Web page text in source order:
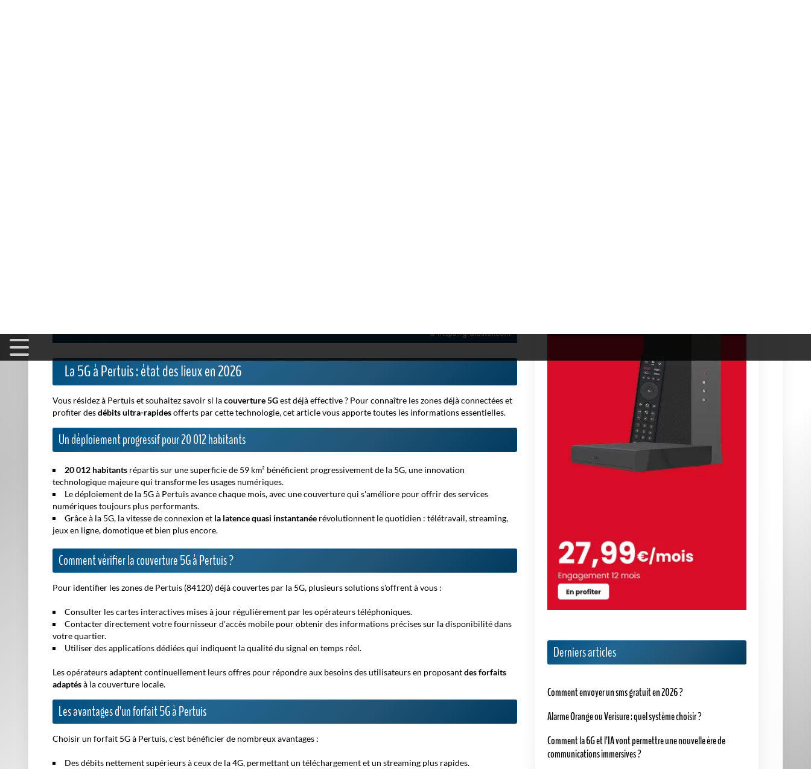
La 5G à Pertuis : état des lieux en 2026
Vous résidez à Pertuis et souhaitez savoir si lacouverture 5Gest déjà effective ? Pour connaître les zones déjà connectées et
profiter desdébits ultra-rapidesofferts par cette technologie, cet article vous apporte toutes les informations essentielles.
Un déploiement progressif pour 20 012 habitants
20 012 habitants répartis sur une superficie de 59 km² bénéficient progressivement de la 5G, une innovation
technologique majeurequi transforme les usages numériques.
Le déploiement de la 5G à Pertuis avance chaque mois, avec une couverture qui s'améliore pour offrir des services
numériques toujours plus performants.
Grâce à la 5G, la vitesse de connexion et la latence quasi instantanée révolutionnent le quotidien : télétravail, streaming,
jeux en ligne, domotique et bien plus encore.
Comment vérifier la couverture 5G à Pertuis ?
Pour identifier les zones de Pertuis (84120) déjà couvertes par la 5G, plusieurs solutions s'offrent à vous :
Consulter les cartes interactives mises à jour régulièrement par les opérateurs téléphoniques.
Contacter directement votre fournisseur d'accès mobile pour obtenir des informations précises sur la disponibilité dans
votre quartier.
Utiliser des applications dédiées qui indiquent la qualité du signal en temps réel.
Les opérateurs adaptent continuellement leurs offres pour répondre aux besoins des utilisateurs en proposantdes forfaits
adaptésà la couverture locale.
Les avantages d'un forfait 5G à Pertuis
Choisir un forfait 5G à Pertuis, c'est bénéficier de nombreux avantages :
Des débits nettement supérieursà ceux de la 4G, permettant un téléchargement et un streaming plus rapides.
Derniers articles
Comment envoyer un sms gratuit en 2026 ?
Alarme Orange ou Verisure : quel système choisir ?
Comment la 6G et l’IA vont permettre une nouvelle ère de
communications immersives ?